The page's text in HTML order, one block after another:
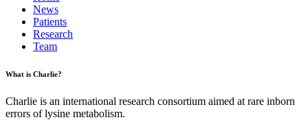
News
Patients
Research
Team
What is Charlie?
Charlie is an international research consortium aimed at rare inborn
errors of lysine metabolism.